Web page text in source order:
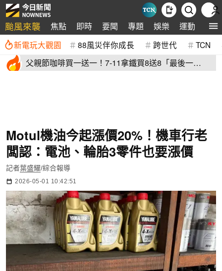
颱風來襲 焦點 即時 要聞 專題 娛樂 運動 全球
新電玩大觀園 88風災伴你成長 跨世代 TCN
父親節咖啡買一送一！7-11拿鐵買8送8「最後一
Motul機油今起漲價20%！機車行老
闆認：電池、輪胎3零件也要漲價
記者葉盛耀/綜合報導
2026-05-01 10:42:51